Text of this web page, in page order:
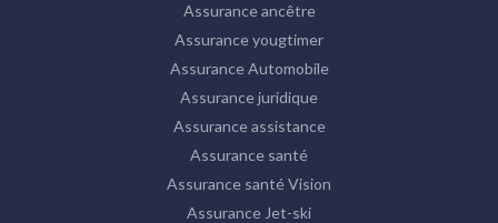
Assurance ancêtre
Assurance yougtimer
Assurance Automobile
Assurance juridique
Assurance assistance
Assurance santé
Assurance santé Vision
Assurance Jet-ski